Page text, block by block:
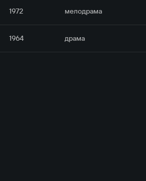
1972 мелодрама
1964 драма